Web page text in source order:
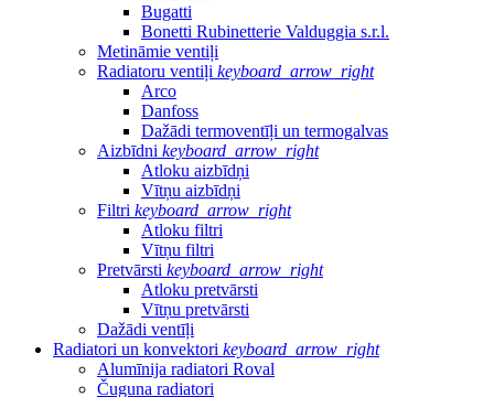
Bugatti
Bonetti Rubinetterie Valduggia s.r.l.
Metināmie ventiļi
Radiatoru ventiļi keyboard_arrow_right
Arco
Danfoss
Dažādi termoventīļi un termogalvas
Aizbīdni keyboard_arrow_right
Atloku aizbīdņi
Vītņu aizbīdņi
Filtri keyboard_arrow_right
Atloku filtri
Vītņu filtri
Pretvārsti keyboard_arrow_right
Atloku pretvārsti
Vītņu pretvārsti
Dažādi ventīļi
Radiatori un konvektori keyboard_arrow_right
Alumīnija radiatori Roval
Čuguna radiatori